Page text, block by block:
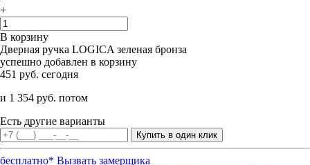
+
В корзину
Дверная ручка LOGICA зеленая бронза
успешно добавлен в корзину
451 руб. сегодня
и 1 354 руб. потом
Есть другие варианты
бесплатно* Вызвать замерщика